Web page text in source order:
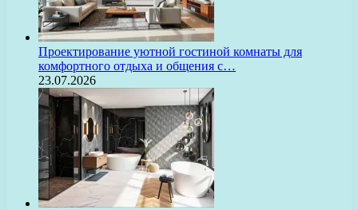
Проектирование уютной гостиной комнаты для
комфортного отдыха и общения с…
23.07.2026